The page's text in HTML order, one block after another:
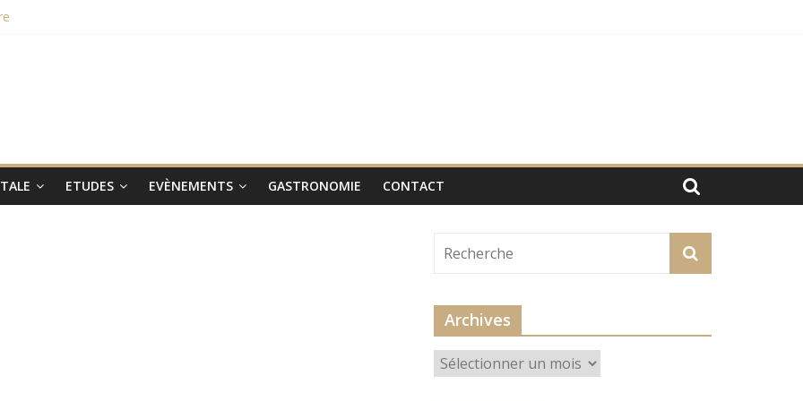
smartphones Vertus
lieu le 31 janvier 2017
ETUDES EVÈNEMENTS GASTRONOMIE CONTACT
Archives
Archives